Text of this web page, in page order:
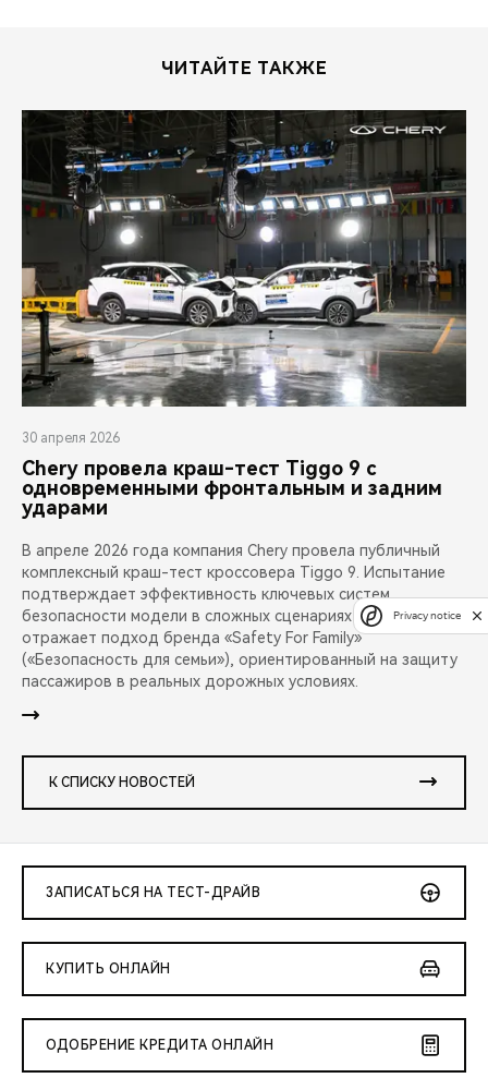
ЧИТАЙТЕ ТАКЖЕ
30 апреля 2026
Chery провела краш-тест Tiggo 9 с
одновременными фронтальным и задним
ударами
В апреле 2026 года компания Chery провела публичный
комплексный краш-тест кроссовера Tiggo 9. Испытание
подтверждает эффективность ключевых систем
безопасности модели в сложных сценариях аварий и
отражает подход бренда «Safety For Family»
(«Безопасность для семьи»), ориентированный на защиту
пассажиров в реальных дорожных условиях.
К СПИСКУ НОВОСТЕЙ
ЗАПИСАТЬСЯ НА ТЕСТ-ДРАЙВ
КУПИТЬ ОНЛАЙН
ОДОБРЕНИЕ КРЕДИТА ОНЛАЙН
Privacy notice